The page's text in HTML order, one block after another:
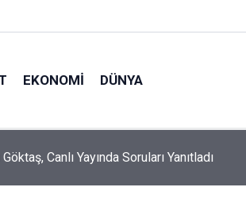
EKONOMI DÜNYA
Canlı Yayında Soruları Yanıtladı